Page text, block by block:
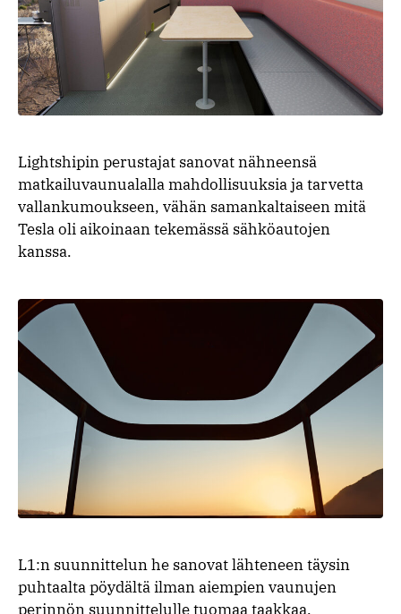
Lightshipin perustajat sanovat nähneensä
matkailuvaunualalla mahdollisuuksia ja tarvetta
vallankumoukseen, vähän samankaltaiseen mitä
Tesla oli aikoinaan tekemässä sähköautojen
kanssa.
L1:n suunnittelun he sanovat lähteneen täysin
puhtaalta pöydältä ilman aiempien vaunujen
perinnön suunnittelulle tuomaa taakkaa.